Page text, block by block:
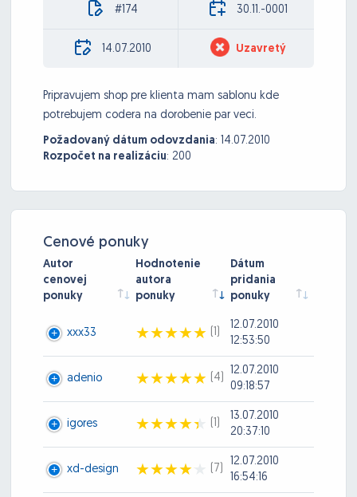
#174 30.11.-0001
14.07.2010 Uzavretý
Pripravujem shop pre klienta mam sablonu kde
potrebujem codera na dorobenie par veci.
Požadovaný dátum odovzdania: 14.07.2010
Rozpočet na realizáciu: 200
Cenové ponuky
Autor
cenovej
ponuky
Hodnotenie
autora
ponuky
Dátum
pridania
ponuky
xxx33 (1)
12.07.2010
12:53:50
adenio (4)
12.07.2010
09:18:57
igores (1)
13.07.2010
20:37:10
xd-design (7)
12.07.2010
16:54:16